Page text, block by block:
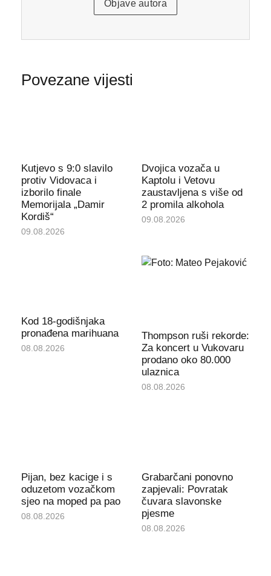
Objave autora
Povezane vijesti
Kutjevo s 9:0 slavilo
protiv Vidovaca i
izborilo finale
Memorijala „Damir
Kordiš“
09.08.2026
Dvojica vozača u
Kaptolu i Vetovu
zaustavljena s više od
2 promila alkohola
09.08.2026
Kod 18-godišnjaka
pronađena marihuana
08.08.2026
Thompson ruši rekorde:
Za koncert u Vukovaru
prodano oko 80.000
ulaznica
08.08.2026
Pijan, bez kacige i s
oduzetom vozačkom
sjeo na moped pa pao
08.08.2026
Grabarčani ponovno
zapjevali: Povratak
čuvara slavonske
pjesme
08.08.2026